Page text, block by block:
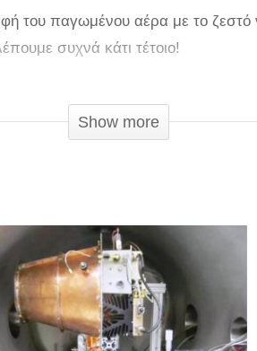
του παγωμένου αέρα με το
συχνά κάτι τέτοιο!
Show more